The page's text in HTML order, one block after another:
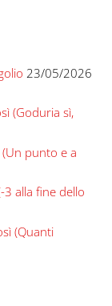
23/05/2026
(Goduria sì,
(Un punto e a
3 alla fine dello
(Quanti